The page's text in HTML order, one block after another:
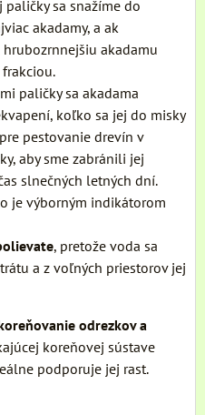
paličky sa snažíme do
akadamy, a ak
akadamu
paličky sa akadama
koľko sa jej do misky
pestovanie drevín v
aby sme zabránili jej
slnečných letných dní.
je výborným indikátorom
, pretože voda sa
a z voľných priestorov jej
odrezkov a
koreňovej sústave
podporuje jej rast.